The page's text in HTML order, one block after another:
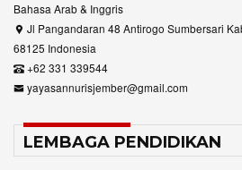
Bahasa Arab & Inggris
Jl Pangandaran 48 Antirogo Sumbersari
68125 Indonesia
+62 331 339544
yayasannurisjember@gmail.com
LEMBAGA PENDIDIKAN